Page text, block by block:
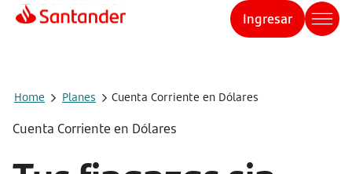
Ingresar
Home Planes Cuenta Corriente en Dólares
Cuenta Corriente en Dólares